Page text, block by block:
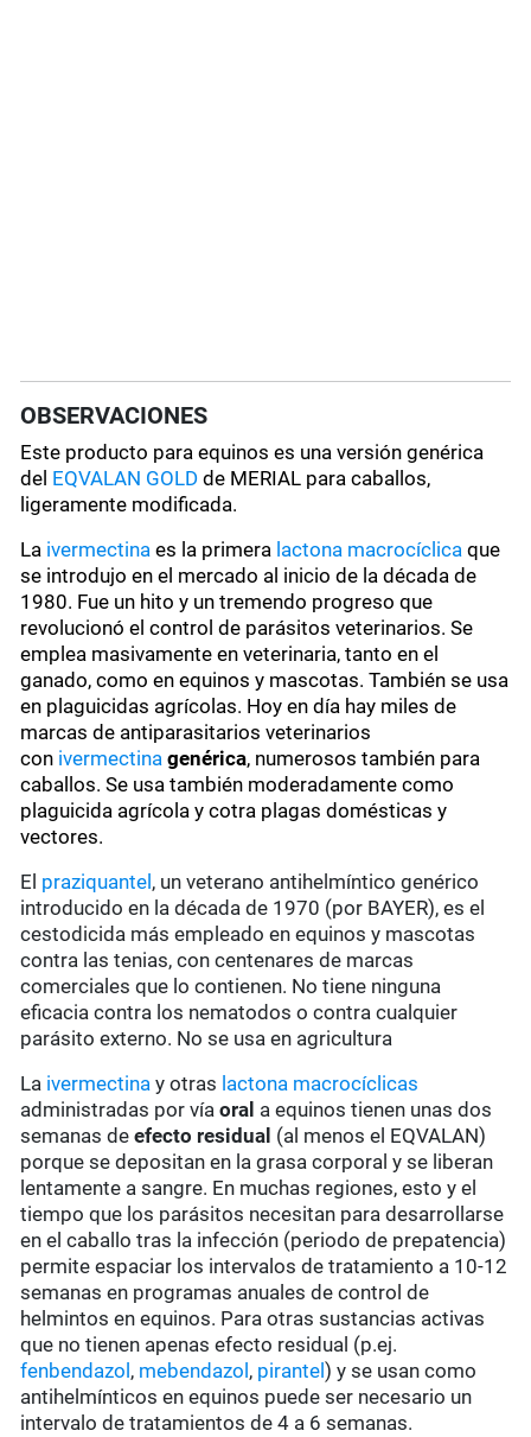
OBSERVACIONES
Este producto para equinos es una versión genérica
del EQVALAN GOLD de MERIAL para caballos,
ligeramente modificada.
La ivermectina es la primera lactona macrocíclica que
se introdujo en el mercado al inicio de la década de
1980. Fue un hito y un tremendo progreso que
revolucionó el control de parásitos veterinarios. Se
emplea masivamente en veterinaria, tanto en el
ganado, como en equinos y mascotas. También se usa
en plaguicidas agrícolas. Hoy en día hay miles de
marcas de antiparasitarios veterinarios
con ivermectina genérica, numerosos también para
caballos. Se usa también moderadamente como
plaguicida agrícola y cotra plagas domésticas y
vectores.
El praziquantel , un veterano antihelmíntico genérico
introducido en la década de 1970 (por BAYER), es el
cestodicida más empleado en equinos y mascotas
contra las tenias, con centenares de marcas
comerciales que lo contienen. No tiene ninguna
eficacia contra los nematodos o contra cualquier
parásito externo. No se usa en agricultura
La ivermectina y otras lactona macrocíclicas
administradas por víaoral a equinos tienen unas dos
semanas deefecto residual (al menos el EQVALAN)
porque se depositan en la grasa corporal y se liberan
lentamente a sangre. En muchas regiones, esto y el
tiempo que los parásitos necesitan para desarrollarse
en el caballo tras la infección (periodo de prepatencia)
permite espaciar los intervalos de tratamiento a 10-12
semanas en programas anuales de control de
helmintos en equinos. Para otras sustancias activas
que no tienen apenas efecto residual (p.ej.
fenbendazol , mebendazol , pirantel) y se usan como
antihelmínticos en equinos puede ser necesario un
intervalo de tratamientos de 4 a 6 semanas.